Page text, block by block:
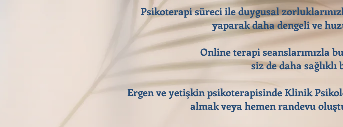
Psikoterapi süreci ile duygusal
yaparak daha dengeli ve
Online terapi seanslarımızla
siz de daha sağlıklı
Ergen ve yetişkin psikoterapisinde Klinik
almak veya hemen randevu